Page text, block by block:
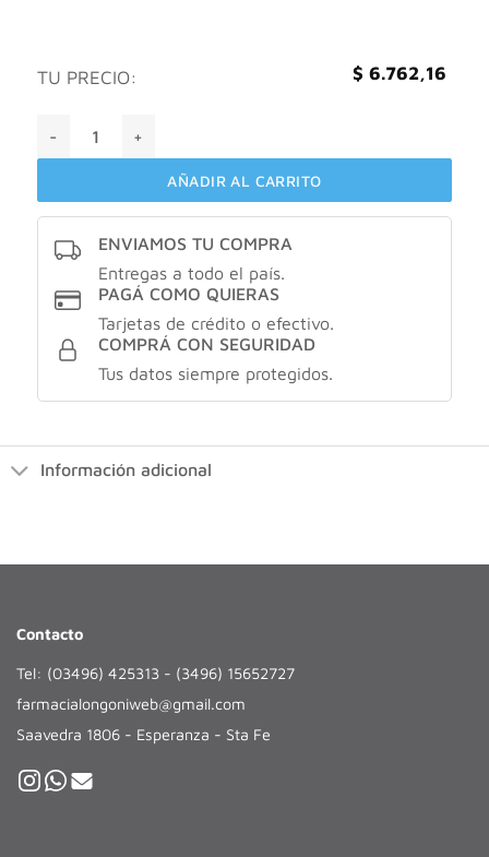
TU PRECIO: $ 6.762,16
AÑADIR AL CARRITO
ENVIAMOS TU COMPRA
Entregas a todo el país.
PAGÁ COMO QUIERAS
Tarjetas de crédito o efectivo.
COMPRÁ CON SEGURIDAD
Tus datos siempre protegidos.
Información adicional
Contacto
Tel: (03496) 425313 - (3496) 15652727
farmacialongoniweb@gmail.com
Saavedra 1806 - Esperanza - Sta Fe